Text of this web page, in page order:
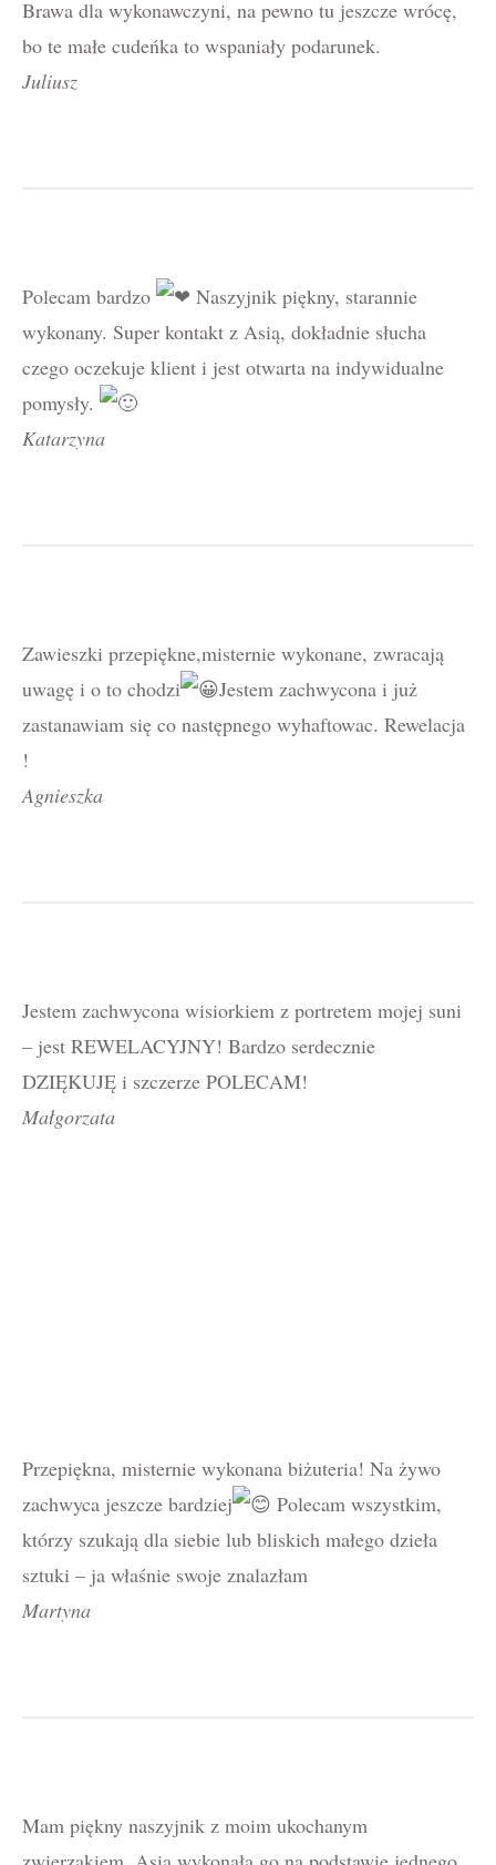
Brawa dla wykonawczyni, na pewno tu jeszcze wrócę,
bo te małe cudeńka to wspaniały podarunek.
Juliusz
Polecam bardzo
Naszyjnik piękny, starannie
wykonany. Super kontakt z Asią, dokładnie słucha
czego oczekuje klient i jest otwarta na indywidualne
pomysły.
Katarzyna
Zawieszki przepiękne,misternie wykonane, zwracają
uwagę i o to chodzi
Jestem zachwycona i już
zastanawiam się co następnego wyhaftowac. Rewelacja
!
Agnieszka
Jestem zachwycona wisiorkiem z portretem mojej suni
– jest REWELACYJNY! Bardzo serdecznie
DZIĘKUJĘ i szczerze POLECAM!
Małgorzata
Przepiękna, misternie wykonana biżuteria! Na żywo
zachwyca jeszcze bardziej
Polecam wszystkim,
którzy szukają dla siebie lub bliskich małego dzieła
sztuki – ja właśnie swoje znalazłam
Martyna
Mam piękny naszyjnik z moim ukochanym